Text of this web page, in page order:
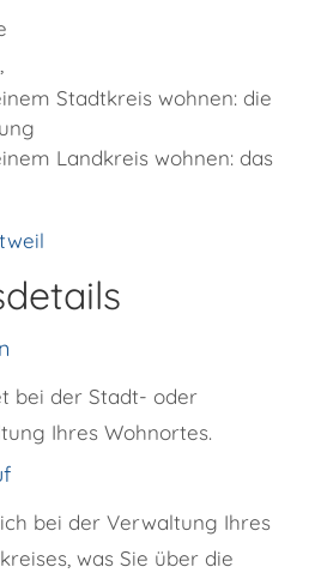
Stadtkreis wohnen: die
Landkreis wohnen: das
bei der Stadt- oder
Ihres Wohnortes.
bei der Verwaltung Ihres
was Sie über die